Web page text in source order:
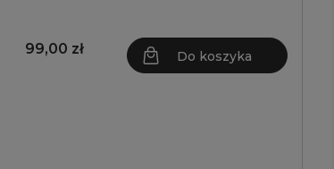
99,00 zł Do koszyka